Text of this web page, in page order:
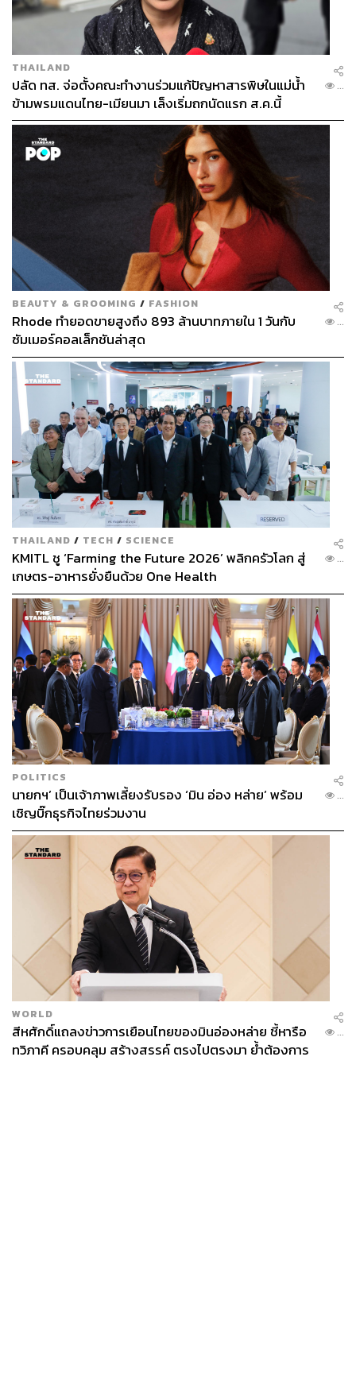
THAILAND
ปลัด ทส. จ่อตั้งคณะทำงานร่วมแก้ปัญหาสารพิษในแม่น้ำ
ข้ามพรมแดนไทย-เมียนมา เล็งเริ่มถกนัดแรก ส.ค.นี้
...
BEAUTY & GROOMING / FASHION
Rhode ทำยอดขายสูงถึง 893 ล้านบาทภายใน 1 วันกับ
ซัมเมอร์คอลเล็กชันล่าสุด
...
THAILAND / TECH / SCIENCE
KMITL ชู ‘Farming the Future 2026’ พลิกครัวโลก สู่
เกษตร-อาหารยั่งยืนด้วย One Health
...
POLITICS
นายกฯ’ เป็นเจ้าภาพเลี้ยงรับรอง ‘มิน อ่อง หล่าย’ พร้อม
เชิญบิ๊กธุรกิจไทยร่วมงาน
...
WORLD
สีหศักดิ์แถลงข่าวการเยือนไทยของมินอ่องหล่าย ชี้หารือ
ทวิภาคี ครอบคลุม สร้างสรรค์ ตรงไปตรงมา ย้ำต้องการ
...